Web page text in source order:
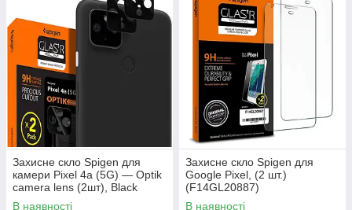
Захисне скло Spigen для
камери Pixel 4a (5G) — Optik
camera lens (2шт), Black
(AGL02125)
В наявності
Захисне скло Spigen для
Google Pixel, (2 шт.)
(F14GL20887)
В наявності